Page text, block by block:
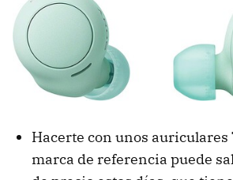
Hacerte con unos auriculares
marca de referencia puede